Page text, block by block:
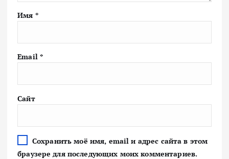
Имя *
Email *
Сайт
Сохранить моё имя, email и адрес сайта в этом
браузере для последующих моих комментариев.